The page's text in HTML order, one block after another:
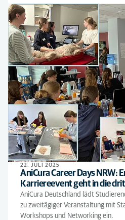
22. JULI 2025
AniCura Career Days NRW:
Karriereevent geht in die
AniCura Deutschland lädt
zu zweitägiger Veranstaltung mit
Workshops und Networking ein.